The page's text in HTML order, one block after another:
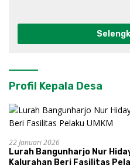
Profil Kepala Desa
22 Januari 2026
Lurah Bangunharjo Nur
Kalurahan Beri Fasilitas